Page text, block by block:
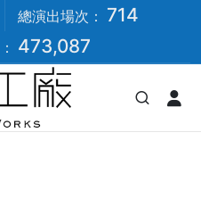
總演出場次： 714
473,087